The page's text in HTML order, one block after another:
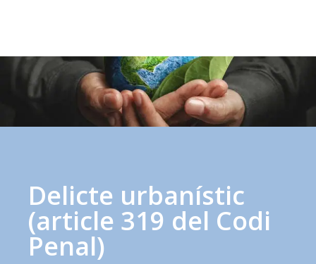
Delicte urbanístic
(article 319 del Codi
Penal)